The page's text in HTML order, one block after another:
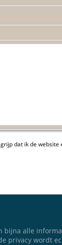
dat ik de
bijna alle
privacy wordt